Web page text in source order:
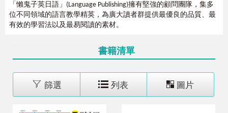
價格 (低→高)
「懶鬼子英日語」(Language Publishing)擁有堅強的顧問團隊，集多
位不同領域的語言教學精英，為廣大讀者群提供最優良的品質、最
有效的學習法以及最易閱讀的素材。
書籍清單
篩選 列表 圖片